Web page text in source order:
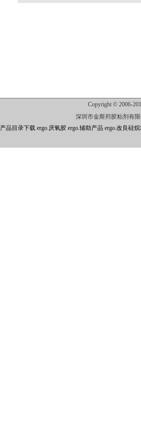
Copyright © 2006-
深圳市金斯邦胶粘剂有
产品目录下载 ergo.厌氧胶 ergo.辅助产品 ergo.改良硅